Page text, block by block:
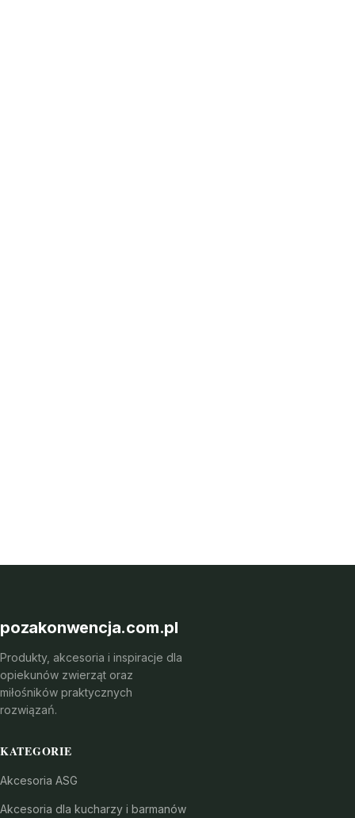
pozakonwencja.com.pl
Produkty, akcesoria i inspiracje dla
opiekunów zwierząt oraz
miłośników praktycznych
rozwiązań.
KATEGORIE
Akcesoria ASG
Akcesoria dla kucharzy i barmanów